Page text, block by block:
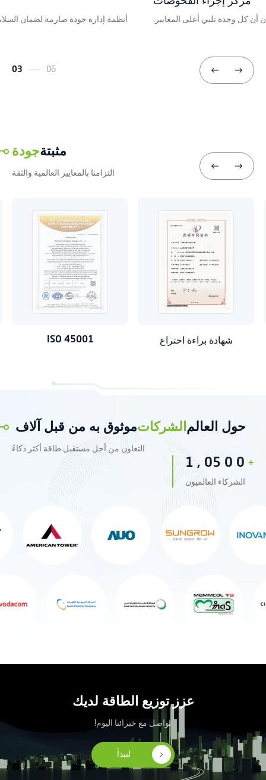
أنظمة إدارة جودة صارمة لضمان أن كل وحدة تلبي أعلى المعايير.
03 06
جودةمثبتة
التزامنا بالمعايير العالمية والثقة
ISO 45001 شهادة براءة اختراع
موثوق به من قبل آلافالشركات حول العالم
التعاون من أجل مستقبل طاقة أكثر ذكاءً
1 , 05 0 0 +
الشركاء العالميون
عزز توزيع الطاقة لديك
تواصل مع خبرائنا اليوم!
لنبدأ